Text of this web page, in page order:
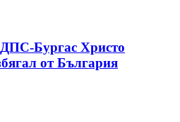
Бургас Христо
от България